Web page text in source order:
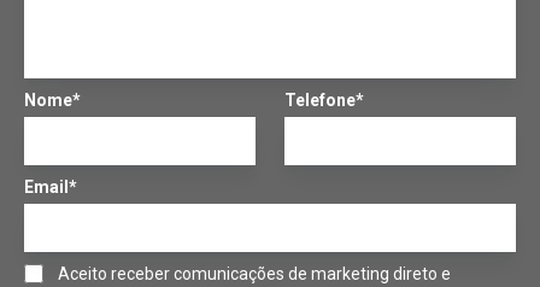
Nome* Telefone*
Email*
Aceito receber comunicações de marketing direto e